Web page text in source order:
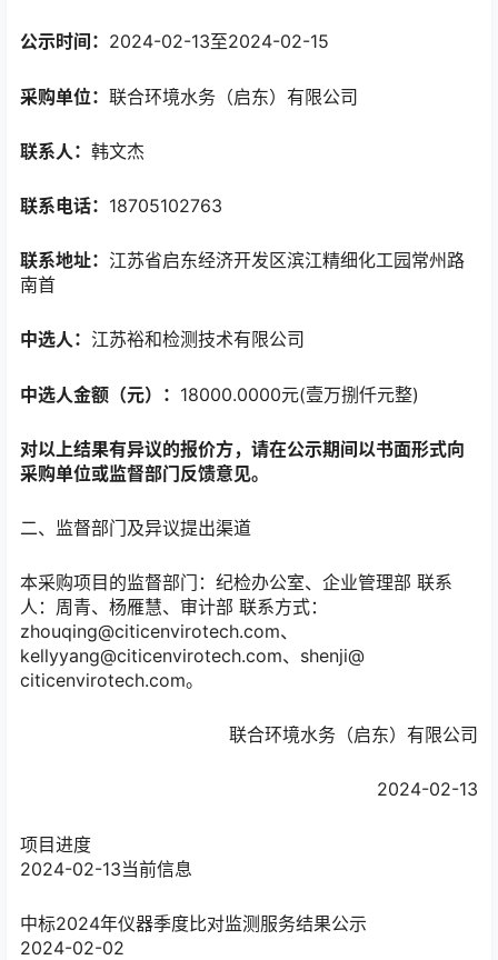
公示时间： 2024-02-13至2024-02-15
采购单位： 联合环境水务（启东）有限公司
联系人： 韩文杰
联系电话： 18705102763
联系地址： 江苏省启东经济开发区滨江精细化工园常州路
南首
中选人： 江苏裕和检测技术有限公司
中选人金额（元）： 18000.0000元(壹万捌仟元整)
对以上结果有异议的报价方，请在公示期间以书面形式向
采购单位或监督部门反馈意见。
二、监督部门及异议提出渠道
本采购项目的监督部门：纪检办公室、企业管理部 联系
人：周青、杨雁慧、审计部 联系方式：
zhouqing@citicenvirotech.com、
kellyyang@citicenvirotech.com、shenji@
citicenvirotech.com。
联合环境水务（启东）有限公司
2024-02-13
项目进度
2024-02-13当前信息
中标2024年仪器季度比对监测服务结果公示
2024-02-02